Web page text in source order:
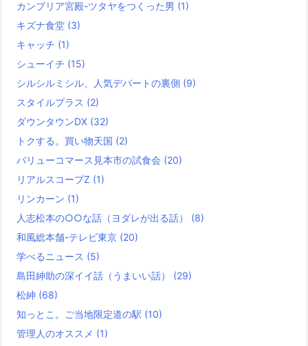
カンブリア宮殿-ツタヤをつくった男 (1)
キズナ食堂 (3)
キャッチ (1)
シューイチ (15)
シルシルミシル、人気デパートの裏側 (9)
スタイルプラス (2)
ダウンタウンDX (32)
トクする。買い物天国 (2)
バリューコマース見本市の試食会 (20)
リアルスコープZ (1)
リンカーン (1)
人志松本の○○な話（ヨダレが出る話） (8)
和風総本舗-テレビ東京 (20)
学べるニュース (5)
島田紳助の深イイ話（うまいい話） (29)
松紳 (68)
知っとこ。ご当地限定道の駅 (10)
管理人のオススメ (1)